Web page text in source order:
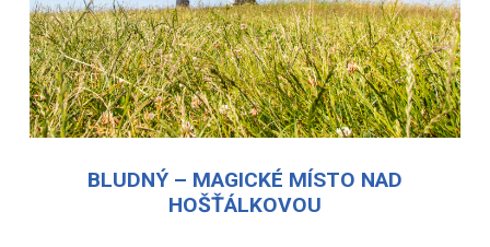
BLUDNÝ – MAGICKÉ MÍSTO NAD
HOŠŤÁLKOVOU